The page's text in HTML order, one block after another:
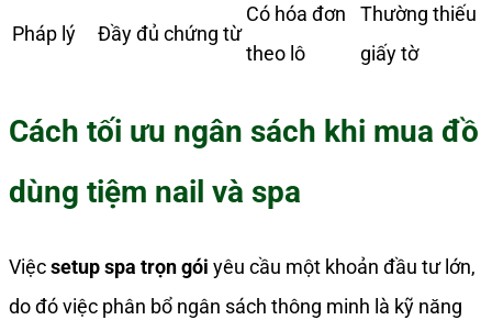
Pháp lý Đầy đủ chứng từ
Có hóa đơn
theo lô
Thường thiếu
giấy tờ
Cách tối ưu ngân sách khi mua đồ
dùng tiệm nail và spa
Việcsetup spa trọn gói yêu cầu một khoản đầu tư lớn,
do đó việc phân bổ ngân sách thông minh là kỹ năng